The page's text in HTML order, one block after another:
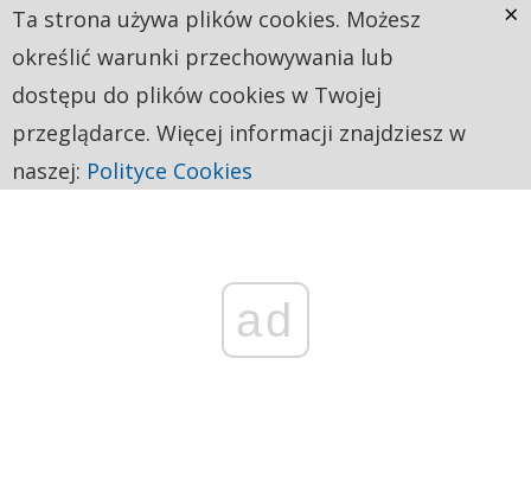
ad
Ta strona używa plików cookies. Możesz
określić warunki przechowywania lub
dostępu do plików cookies w Twojej
przeglądarce. Więcej informacji znajdziesz w
naszej: Polityce Cookies
×